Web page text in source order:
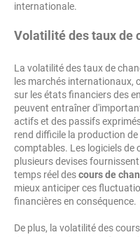
internationale.
Volatilité des taux de
La volatilité des taux de
les marchés internationaux,
sur les états financiers des
peuvent entraîner
actifs et des passifs
rend difficile la production
comptables. Les logiciels de
plusieurs devises
temps réel descours de
mieux anticiper ces
financières en conséquence.
De plus, la volatilité des